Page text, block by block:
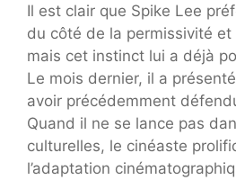
Il est clair que Spike Lee
du côté de la permissivité
mais cet instinct lui a déjà
Le mois dernier, il a
avoir précédemment
Quand il ne se lance pas
culturelles, le cinéaste
l’adaptation